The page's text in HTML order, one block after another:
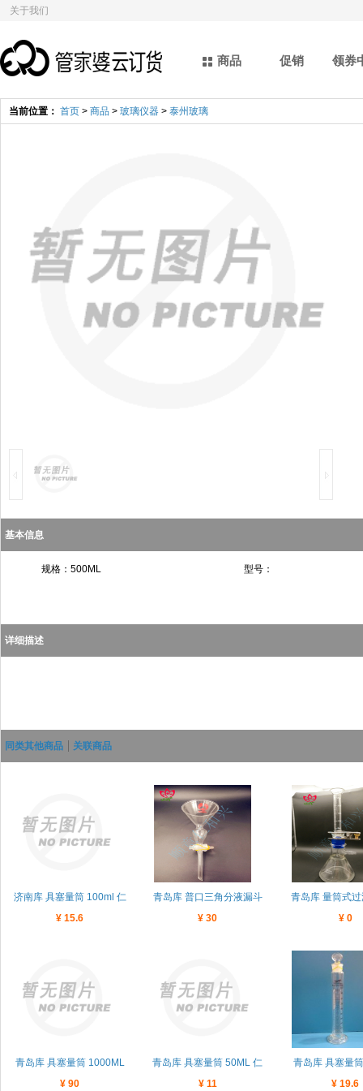
关于我们
商品 促销 领券
当前位置： 首页 > 商品 > 玻璃仪器 > 泰州玻璃
基本信息
规格：500ML 型号：
详细描述
同类其他商品 关联商品
济南库 具塞量筒 100ml 仁
和兴教学
¥ 15.6
青岛库 普口三角分液漏斗
（带大肚） 9CM
¥ 30
青岛库 量筒式
250/25ml 量
¥ 0
青岛库 具塞量筒 1000ML
仁和兴 教学
¥ 90
青岛库 具塞量筒 50ML 仁
和兴 教学
¥ 11
青岛库 具塞量
仁和兴
¥ 19.6